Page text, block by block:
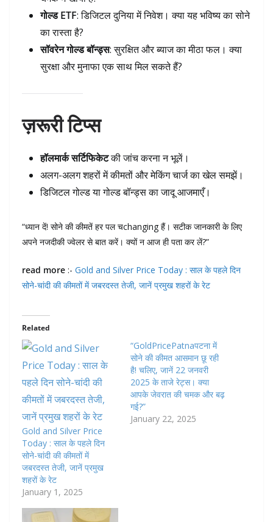
गोल्ड ETF: डिजिटल दुनिया में निवेश। क्या यह भविष्य का सोने
का रास्ता है?
सॉवरेन गोल्ड बॉन्ड्स: सुरक्षित और ब्याज का मीठा फल। क्या
सुरक्षा और मुनाफा एक साथ मिल सकते हैं?
ज़रूरी टिप्स
हॉलमार्क सर्टिफिकेटकी जांच करना न भूलें।
अलग-अलग शहरों में कीमतों और मेकिंग चार्ज का खेल समझें।
डिजिटल गोल्ड या गोल्ड बॉन्ड्स का जादू आजमाएँ।
“ध्यान दें! सोने की कीमतें हर पल चchanging हैं। सटीक जानकारी के लिए
अपने नजदीकी ज्वेलर से बात करें। क्यों न आज ही पता कर लें?”
read more :- Gold and Silver Price Today : साल के पहले दिन
सोने-चांदी की कीमतों में जबरदस्त तेजी, जानें प्रमुख शहरों के रेट
Related
Gold and Silver Price
Today : साल के पहले दिन
सोने-चांदी की कीमतों में
जबरदस्त तेजी, जानें प्रमुख
शहरों के रेट
January 1, 2025
“GoldPricePatnaपटना में
सोने की कीमत आसमान छू रही
है! चलिए, जानें 22 जनवरी
2025 के ताजे रेट्स। क्या
आपके जेवरात की चमक और बढ़
गई?”
January 22, 2025